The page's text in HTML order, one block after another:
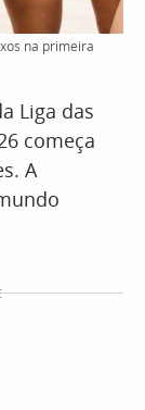
na primeira
Liga das
começa
A